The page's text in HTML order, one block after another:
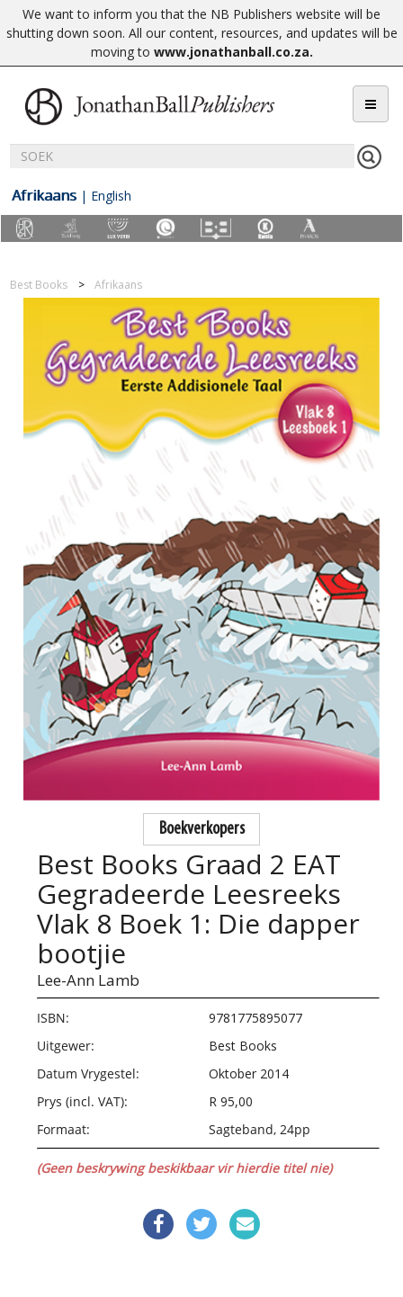
We want to inform you that the NB Publishers website will be
shutting down soon. All our content, resources, and updates will be
moving to www.jonathanball.co.za.
Afrikaans | English
Best Books Afrikaans
Boekverkopers
Best Books Graad 2 EAT
Gegradeerde Leesreeks
Vlak 8 Boek 1: Die dapper
bootjie
Lee-Ann Lamb
ISBN:
9781775895077
Uitgewer:
Best Books
Datum Vrygestel:
Oktober 2014
Prys (incl. VAT):
R 95,00
Formaat:
Sagteband, 24pp
(Geen beskrywing beskikbaar vir hierdie titel nie)